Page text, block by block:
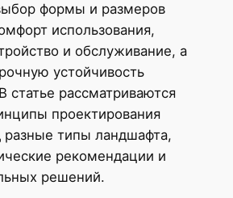
формы и размеров
использования,
и обслуживание, а
устойчивость
статье рассматриваются
проектирования
разные типы ландшафта,
рекомендации и
решений.